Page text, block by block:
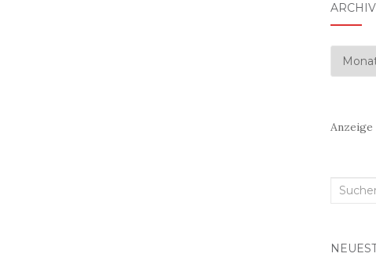
ARCHIV
Archiv
Anzeige
Suchen